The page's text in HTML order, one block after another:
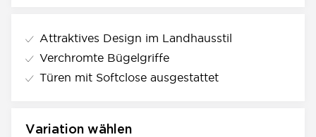
Attraktives Design im Landhausstil
Verchromte Bügelgriffe
Türen mit Softclose ausgestattet
Variation wählen